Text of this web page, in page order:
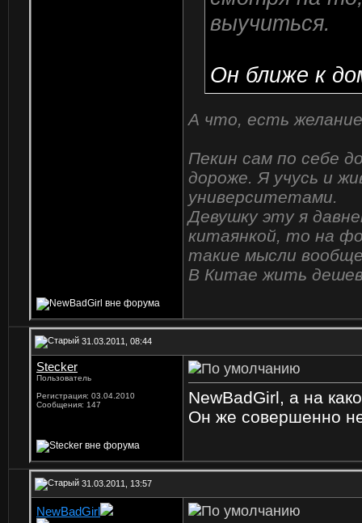
выучиться.
Он ближе к
А что, есть
Пекин сам по себе
дороже. Я учусь и
университетами.
Девушку эту я
китаянкой, то на
такие мысли
В Китае жить
31.03.2011, 08:44
Stecker
Пользователь
Регистрация: 03.04.2010
Сообщения: 147
NewBadGirl, а на
Он же совершенно
31.03.2011, 13:57
NewBadGirl